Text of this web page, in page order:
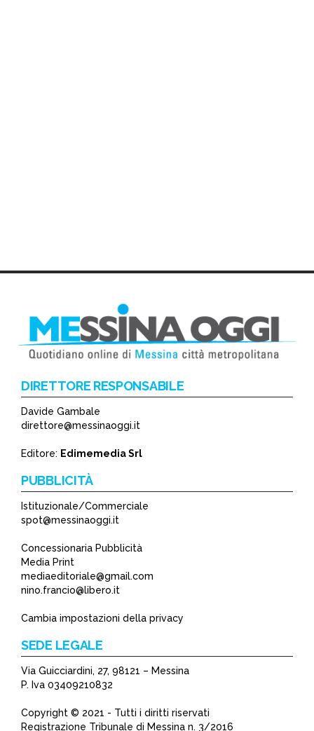
DIRETTORE RESPONSABILE
Davide Gambale
direttore@messinaoggi.it
Editore: Edimemedia Srl
PUBBLICITÀ
Istituzionale/Commerciale
spot@messinaoggi.it
Concessionaria Pubblicità
Media Print
mediaeditoriale@gmail.com
nino.francio@libero.it
Cambia impostazioni della privacy
SEDE LEGALE
Via Guicciardini, 27, 98121 – Messina
P. Iva 03409210832
Copyright © 2021 - Tutti i diritti riservati
Registrazione Tribunale di Messina n. 3/2016